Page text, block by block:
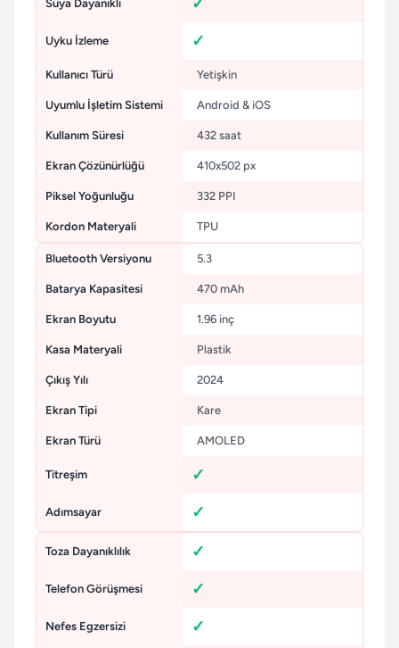
Suya Dayanıklı
Uyku İzleme
Kullanıcı Türü Yetişkin
Uyumlu İşletim Sistemi Android & iOS
Kullanım Süresi 432 saat
Ekran Çözünürlüğü 410x502 px
Piksel Yoğunluğu 332 PPI
Kordon Materyali TPU
Bluetooth Versiyonu 5.3
Batarya Kapasitesi 470 mAh
Ekran Boyutu 1.96 inç
Kasa Materyali Plastik
Çıkış Yılı 2024
Ekran Tipi Kare
Ekran Türü AMOLED
Titreşim
Adımsayar
Toza Dayanıklılık
Telefon Görüşmesi
Nefes Egzersizi